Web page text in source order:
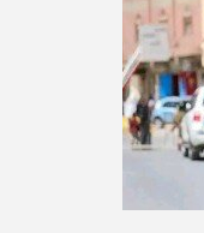
LATEST